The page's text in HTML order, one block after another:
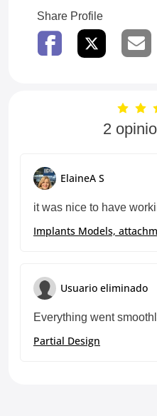
Share Profile
2
ElaineA S
it was nice to have
Implants Models,
Usuario eliminado
Everything went
Partial Design